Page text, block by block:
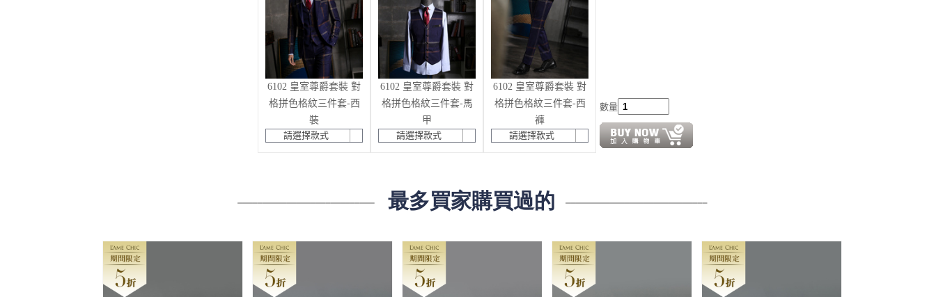
6102 皇室尊爵套裝 對
格拼色格紋三件套-西
裝
請選擇款式
6102 皇室尊爵套裝 對
格拼色格紋三件套-馬
甲
請選擇款式
6102 皇室尊爵套裝 對
格拼色格紋三件套-西
褲
請選擇款式
數量